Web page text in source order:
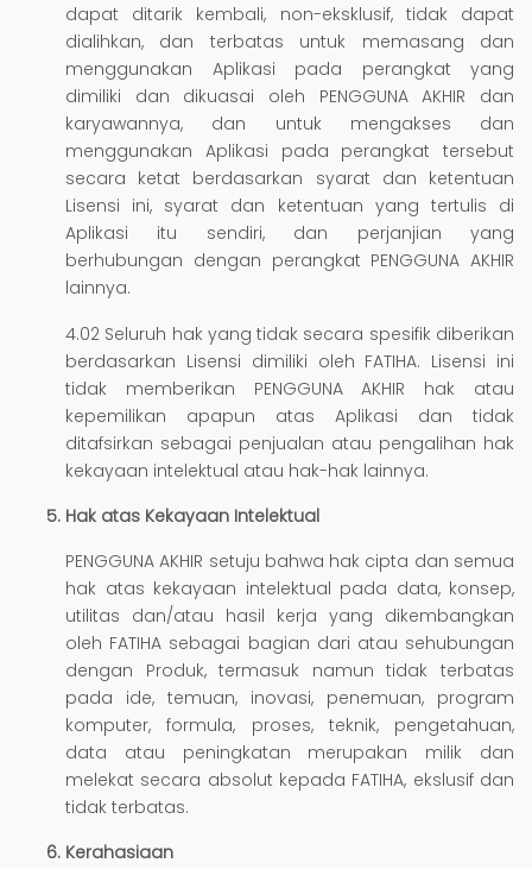
dapat ditarik kembali, non-eksklusif, tidak dapat
dialihkan, dan terbatas untuk memasang dan
menggunakan Aplikasi pada perangkat yang
dimiliki dan dikuasai oleh PENGGUNA AKHIR dan
karyawannya, dan untuk mengakses dan
menggunakan Aplikasi pada perangkat tersebut
secara ketat berdasarkan syarat dan ketentuan
Lisensi ini, syarat dan ketentuan yang tertulis di
Aplikasi itu sendiri, dan perjanjian yang
berhubungan dengan perangkat PENGGUNA AKHIR
lainnya.
4.02 Seluruh hak yang tidak secara spesifik diberikan
berdasarkan Lisensi dimiliki oleh FATIHA. Lisensi ini
tidak memberikan PENGGUNA AKHIR hak atau
kepemilikan apapun atas Aplikasi dan tidak
ditafsirkan sebagai penjualan atau pengalihan hak
kekayaan intelektual atau hak-hak lainnya.
Hak atas Kekayaan Intelektual
PENGGUNA AKHIR setuju bahwa hak cipta dan semua
hak atas kekayaan intelektual pada data, konsep,
utilitas dan/atau hasil kerja yang dikembangkan
oleh FATIHA sebagai bagian dari atau sehubungan
dengan Produk, termasuk namun tidak terbatas
pada ide, temuan, inovasi, penemuan, program
komputer, formula, proses, teknik, pengetahuan,
data atau peningkatan merupakan milik dan
melekat secara absolut kepada FATIHA, ekslusif dan
tidak terbatas.
Kerahasiaan